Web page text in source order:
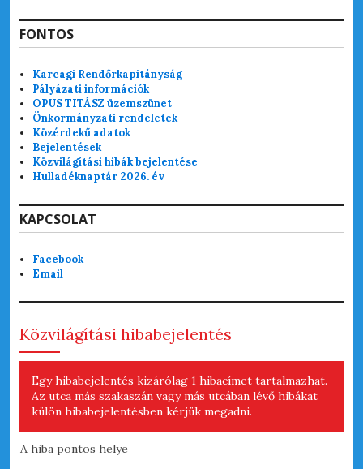
FONTOS
Karcagi Rendőrkapitányság
Pályázati információk
OPUS TITÁSZ üzemszünet
Önkormányzati rendeletek
Közérdekű adatok
Bejelentések
Közvilágítási hibák bejelentése
Hulladéknaptár 2026. év
KAPCSOLAT
Facebook
Email
Közvilágítási hibabejelentés
Egy hibabejelentés kizárólag 1 hibacímet tartalmazhat.
Az utca más szakaszán vagy más utcában lévő hibákat
külön hibabejelentésben kérjük megadni.
A hiba pontos helye